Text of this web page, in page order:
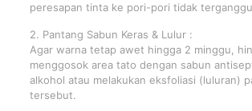
peresapan tinta ke pori-pori tidak
2. Pantang Sabun Keras & Lulur :
Agar warna tetap awet hingga 2 minggu,
menggosok area tato dengan sabun
alkohol atau melakukan eksfoliasi (luluran)
tersebut.